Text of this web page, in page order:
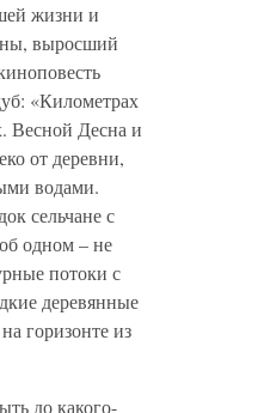
жизни и
выросший
«Километрах
Весной Десна и
от деревни,
водами.
сельчане с
одном – не
потоки с
деревянные
горизонте из
до какого-